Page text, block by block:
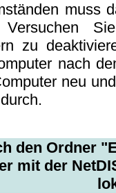
muss
Versuchen
zu
nach
neu
den Ordner
mit der